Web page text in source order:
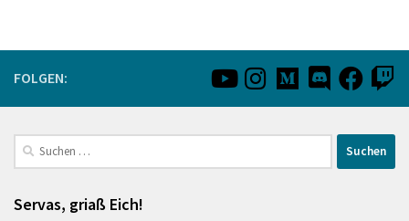
FOLGEN:
Suchen
nach:
Servas, griaß Eich!